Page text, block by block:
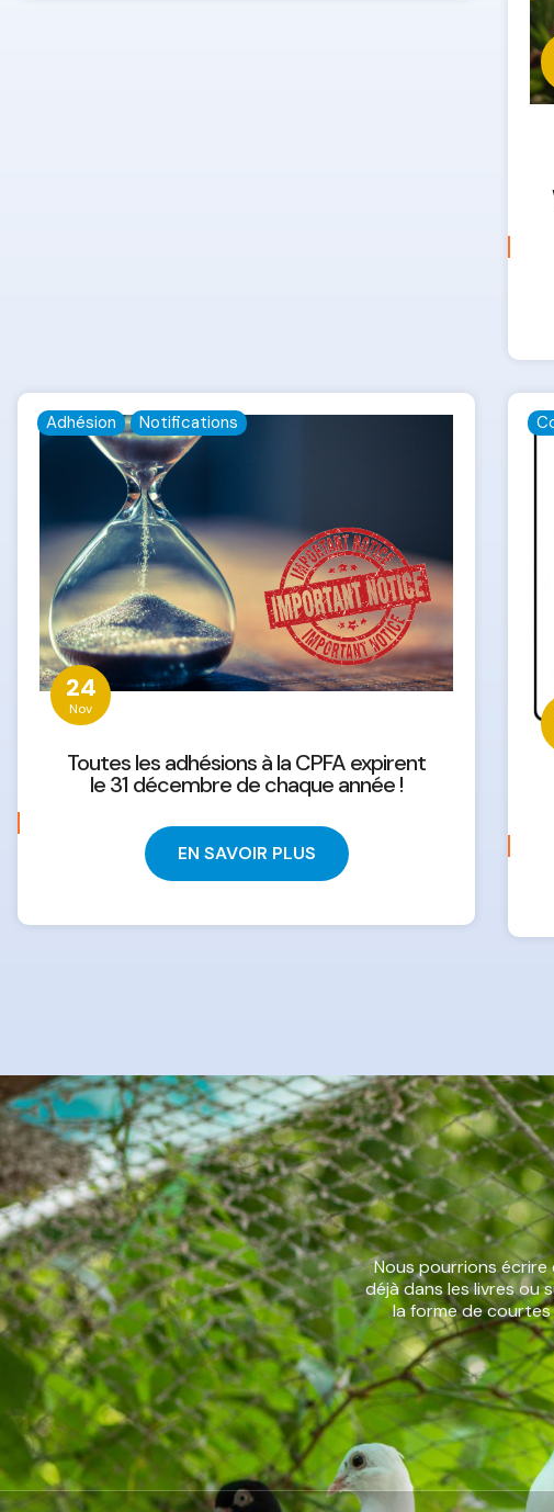
24
Nov
Adhésion Notifications
Toutes les adhésions à la CPFA expirent
le 31 décembre de chaque année !
EN SAVOIR PLUS
Nous pourrions
déjà dans les livres ou
la forme de